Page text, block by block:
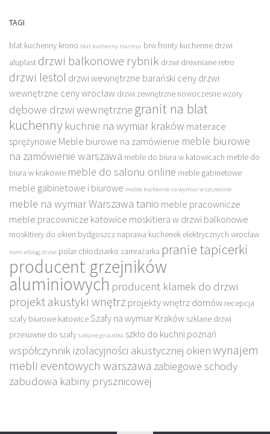
TAGI
blat kuchenny krono blat kuchenny marmur brw fronty kuchenne drzwi
aluplast drzwi balkonowe rybnik drzwi drewniane retro
drzwi lestol drzwi wewnętrzne barański ceny drzwi
wewnętrzne ceny wrocław drzwi zewnętrzne nowoczesne wzory
dębowe drzwi wewnętrzne granit na blat
kuchenny kuchnie na wymiar kraków materace
sprężynowe Meble biurowe na zamówienie meble biurowe
na zamówienie warszawa meble do biura w katowicach meble do
biura w krakowie meble do salonu online meble gabinetowe
meble gabinetowe i biurowe meble kuchenne na wymiar w szczecinie
meble na wymiar Warszawa tanio meble pracownicze
meble pracownicze katowice moskitiera w drzwi balkonowe
moskitiery do okien bydgoszcz naprawa kuchenek elektrycznych wrocław
nomi elbląg drzwi polar chłodziarko zamrażarka pranie tapicerki
producent grzejników
aluminiowych producent klamek do drzwi
projekt akustyki wnętrz projekty wnętrz domów recepcja
szafy biurowe katowiceSzafy na wymiar Kraków szklane drzwi
przesuwne do szafy szklane gniazdka szkło do kuchni poznań
współczynnik izolacyjności akustycznej okienwynajem
mebli eventowych warszawa zabiegowe schody
zabudowa kabiny prysznicowej